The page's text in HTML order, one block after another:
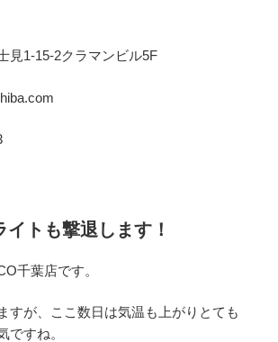
見1-15-2クラマンビル5F
トも撃退します！
千葉店です。
すが、ここ数日は気温も上がりとても
ですね。